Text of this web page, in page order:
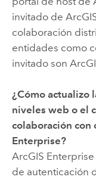
invitado de
colaboración
entidades como
invitado son
¿Cómo actualizo
niveles web o el
colaboración
Enterprise?
ArcGIS Enterprise
de autenticación